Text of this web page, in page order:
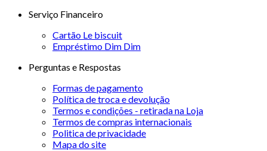
Serviço Financeiro
Cartão Le biscuit
Empréstimo Dim Dim
Perguntas e Respostas
Formas de pagamento
Política de troca e devolução
Termos e condições - retirada na Loja
Termos de compras internacionais
Politica de privacidade
Mapa do site